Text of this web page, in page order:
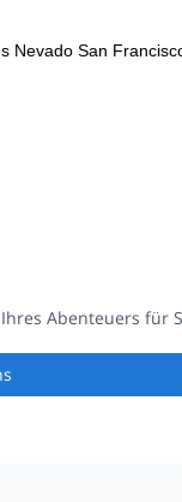
Nevado San
Abenteuers für